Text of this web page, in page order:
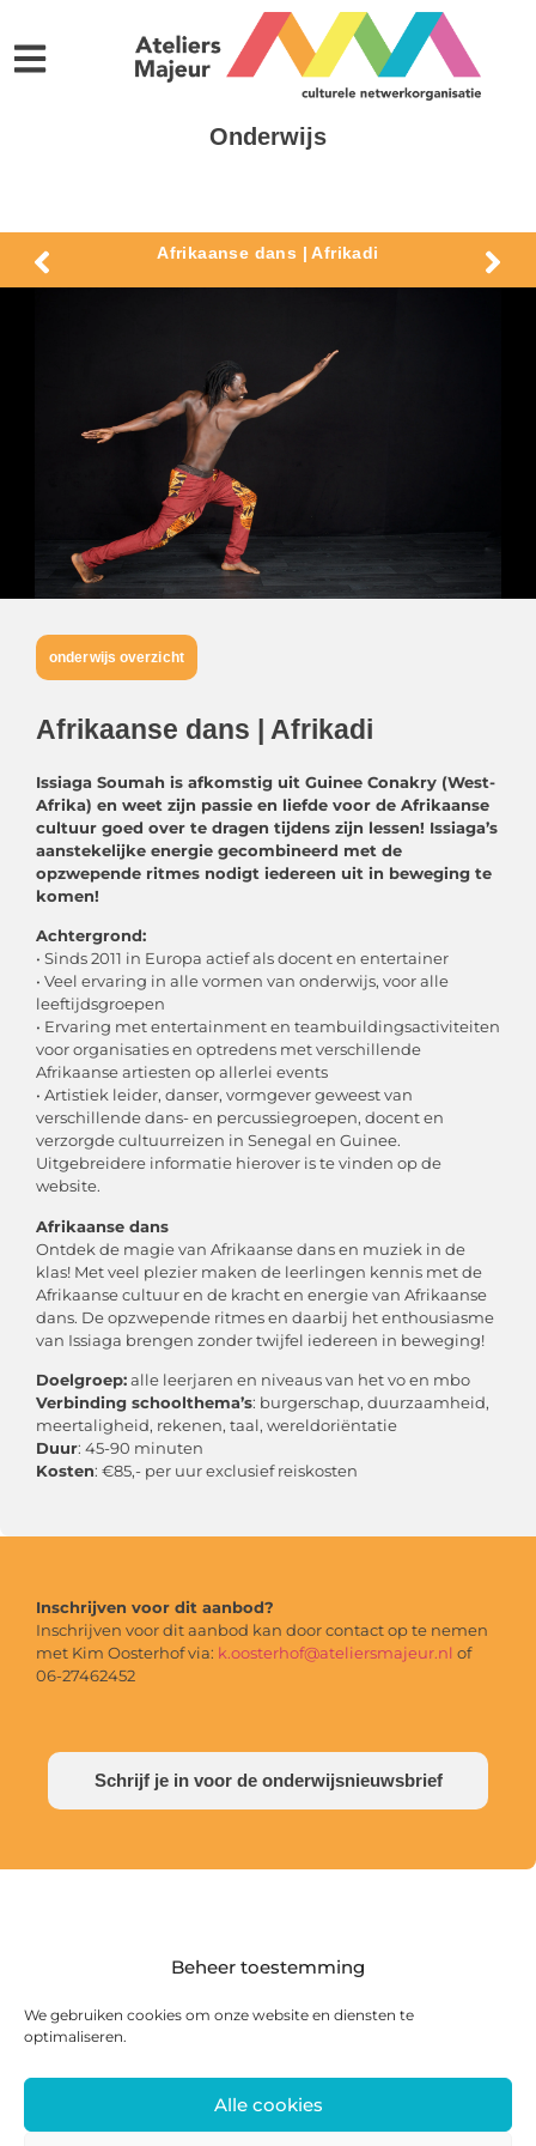
Beheer toestemming
We gebruiken cookies om onze website en diensten te
optimaliseren.
Alle cookies
Onderwijs
Afrikaanse dans | Afrikadi
onderwijs overzicht
Afrikaanse dans | Afrikadi
Issiaga Soumah is afkomstig uit Guinee Conakry (West-
Afrika) en weet zijn passie en liefde voor de Afrikaanse
cultuur goed over te dragen tijdens zijn lessen! Issiaga’s
aanstekelijke energie gecombineerd met de
opzwepende ritmes nodigt iedereen uit in beweging te
komen!
Achtergrond:
• Sinds 2011 in Europa actief als docent en entertainer
• Veel ervaring in alle vormen van onderwijs, voor alle
leeftijdsgroepen
• Ervaring met entertainment en teambuildingsactiviteiten
voor organisaties en optredens met verschillende
Afrikaanse artiesten op allerlei events
• Artistiek leider, danser, vormgever geweest van
verschillende dans- en percussiegroepen, docent en
verzorgde cultuurreizen in Senegal en Guinee.
Uitgebreidere informatie hierover is te vinden op de
website.
Afrikaanse dans
Ontdek de magie van Afrikaanse dans en muziek in de
klas! Met veel plezier maken de leerlingen kennis met de
Afrikaanse cultuur en de kracht en energie van Afrikaanse
dans. De opzwepende ritmes en daarbij het enthousiasme
van Issiaga brengen zonder twijfel iedereen in beweging!
Doelgroep:alle leerjaren en niveaus van het vo en mbo
Verbinding schoolthema’s: burgerschap, duurzaamheid,
meertaligheid, rekenen, taal, wereldoriëntatie
Duur: 45-90 minuten
Kosten: €85,- per uur exclusief reiskosten
Inschrijven voor dit aanbod?
Inschrijven voor dit aanbod kan door contact op te nemen
met Kim Oosterhof via: k.oosterhof@ateliersmajeur.nl of
06-27462452
Schrijf je in voor de onderwijsnieuwsbrief
Postadres: Postbus 285, 8440 AG Heerenveen |
Bezoekadres: Zwanedrift 2, 8446 KS Heerenveen